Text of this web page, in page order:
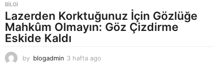
BILGI
Lazerden Korktuğunuz İçin Gözlüğe
Mahkûm Olmayın: Göz Çizdirme
Eskide Kaldı
by blogadmin 3 hafta ago